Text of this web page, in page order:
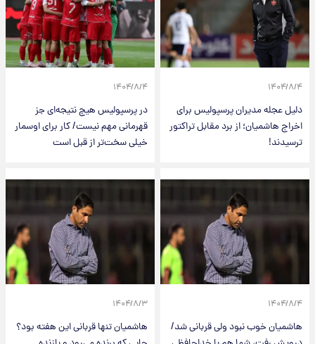
۱۴۰۴/۸/۴
دلیل عجله مدیران پرسپولیس برای
اخراج هاشمیان؛ از برد مقابل تراکتور
ترسیدند!
۱۴۰۴/۸/۴
در پرسپولیس هیچ نتیجه‌ای جز
قهرمانی مهم نیست/ کار برای اوسمار
خیلی سخت‌تر از قبل است
۱۴۰۴/۸/۴
هاشمیان خوب نبود ولی قربانی شد/
۱۴۰۴/۸/۳
هاشمیان تنها قربانی این هفته بود؟